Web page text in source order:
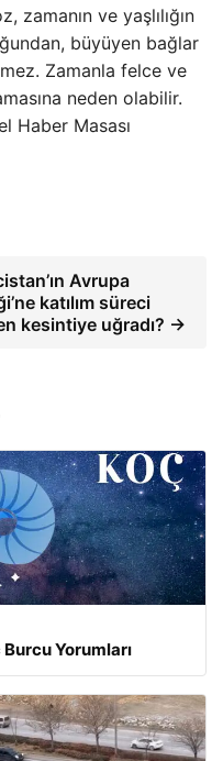
zamanın ve yaşlılığın
büyüyen bağlar
Zamanla felce ve
neden olabilir.
Haber Masası
Avrupa
katılım süreci
kesintiye uğradı? →
Burcu Yorumları